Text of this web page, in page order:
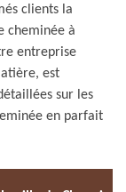
clients la
cheminée à
entreprise
est
sur les
en parfait